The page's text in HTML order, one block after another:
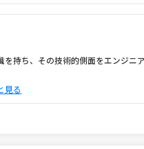
持ち、その技術的側面をエンジニ
見る